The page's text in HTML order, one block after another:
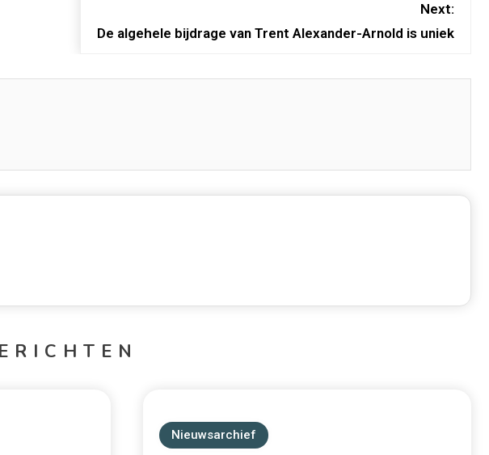
Next:
De algehele bijdrage van Trent Alexander-Arnold is uniek
Nieuwsarchief